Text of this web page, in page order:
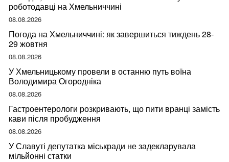
роботодавці на Хмельниччині
08.08.2026
Погода на Хмельниччині: як завершиться тиждень 28-
29 жовтня
08.08.2026
У Хмельницькому провели в останню путь воїна
Володимира Огородніка
08.08.2026
Гастроентерологи розкривають, що пити вранці замість
кави після пробудження
08.08.2026
У Славуті депутатка міськради не задекларувала
мільйонні статки